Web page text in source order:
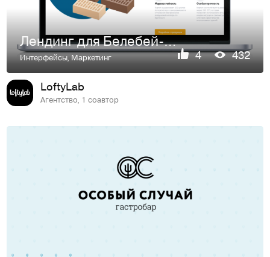
Лендинг для Белебей-Кирпич
Интерфейсы, Маркетинг 4 432
LoftyLab
Агентство, 1 соавтор